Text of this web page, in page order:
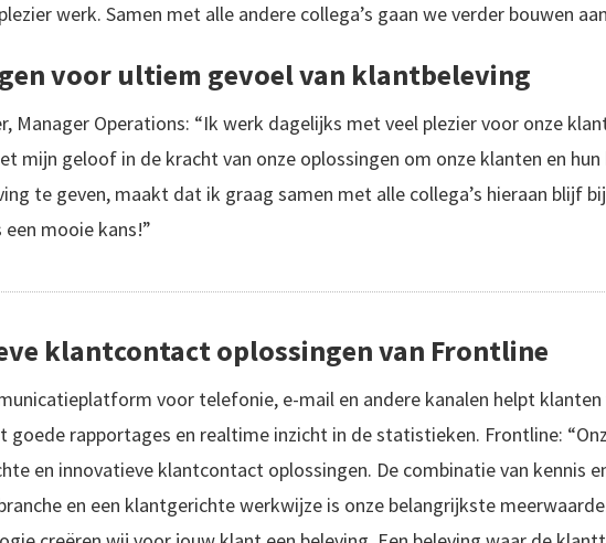
werk. Samen met alle andere collega’s gaan we verder bouwen
voor ultiem gevoel van klantbeleving
Manager Operations: “Ik werk dagelijks met veel plezier voor onze
mijn geloof in de kracht van onze oplossingen om onze klanten en
te geven, maakt dat ik graag samen met alle collega’s hieraan blijf
mooie kans!”
klantcontact oplossingen van Frontline
voor telefonie, e-mail en andere kanalen helpt
rapportages en realtime inzicht in de statistieken. Frontline:
en innovatieve klantcontact oplossingen. De combinatie van kennis
en een klantgerichte werkwijze is onze belangrijkste